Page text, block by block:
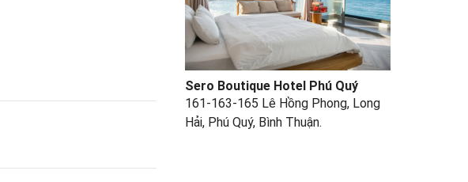
Sero Boutique Hotel Phú Quý
161-163-165 Lê Hồng Phong, Long
Hải, Phú Quý, Bình Thuận.